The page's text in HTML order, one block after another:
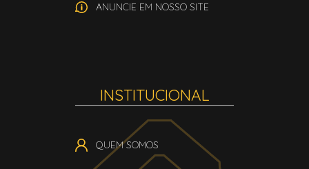
ANUNCIE EM NOSSO SITE
INSTITUCIONAL
QUEM SOMOS